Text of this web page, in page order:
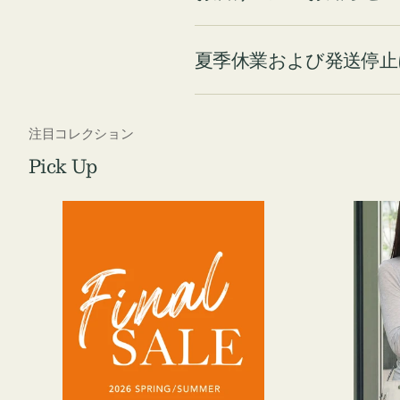
夏季休業および発送停
注目コレクション
Pick Up